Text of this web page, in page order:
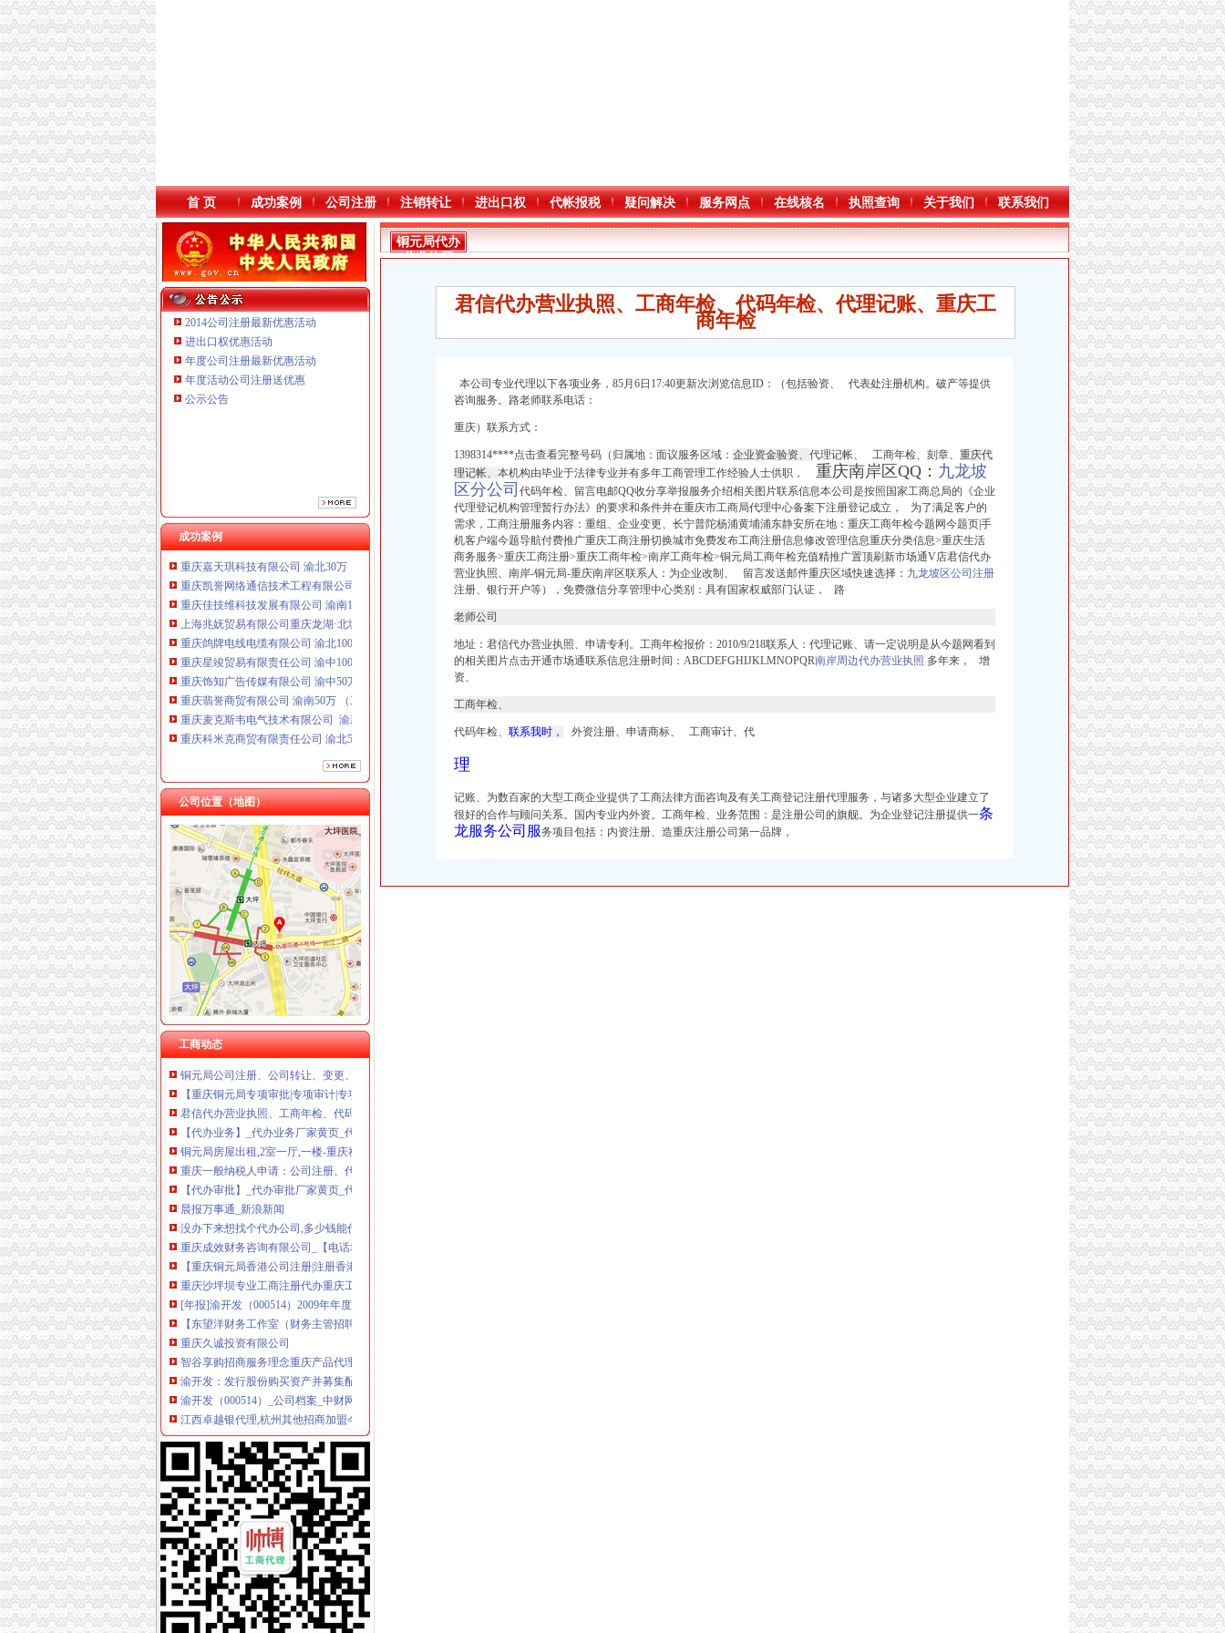
首 页 成功案例 公司注册 注销转让 进出口权 代帐报税 疑问解决 服务网点 在线核名 执照查询 关于我们 联系我们
2014公司注册最新优惠活动
进出口权优惠活动
年度公司注册最新优惠活动
年度活动公司注册送优惠
公示公告
成功案例
重庆麦克斯韦电气技术有限公司 渝新 （工商注册）
重庆科米克商贸有限责任公司 渝北50万 （工商注册）
重庆欧氏科技发展有限公司 渝九50万 （进出口权）
重庆嘉天琪科技有限公司 渝北30万 （工商注册）
重庆凯誉网络通信技术工程有限公司 渝中300万 （工商变更）
重庆佳技维科技发展有限公司 渝南100万 （进出口权）
上海兆妩贸易有限公司重庆龙湖·北城天街分公司 （工商注册）
重庆鸽牌电线电缆有限公司 渝北10010万 (进出口权)
重庆星竣贸易有限责任公司 渝中100万 （进出口权）
重庆饰知广告传媒有限公司 渝中50万 （工商注册）
重庆翡誉商贸有限公司 渝南50万 （工商注册）
重庆麦克斯韦电气技术有限公司 渝新 （工商注册）
重庆科米克商贸有限责任公司 渝北50万 （工商注册）
重庆欧氏科技发展有限公司 渝九50万 （进出口权）
重庆嘉天琪科技有限公司 渝北30万 （工商注册）
重庆凯誉网络通信技术工程有限公司 渝中300万 （工商变更）
重庆佳技维科技发展有限公司 渝南100万 （进出口权）
上海兆妩贸易有限公司重庆龙湖·北城天街分公司 （工商注册）
公司位置（地图）
工商动态
铜元局代办营业执照
没办下来想找个代办公司,多少钱能代办公司营业执照呢_搜问问
重庆久诚投资有限公司
[年报]渝开发（000514）2009年年度报告-[中财网]
济南市居之装饰_济南市居之装饰
江西卓越银代理,杭州其他招商加盟今题网
【重庆铜元局工商注册|工商注册代理|工商注册代办】-重庆赶集网
【重庆铜元局专项审批|专项审计|专项审批代理公司】-重庆赶集网
君信代办营业执照、工商年检、代码年检、代理记账、重庆工商年检
【代办业务】_代办业务厂家黄页_代办业务价格_顺企网
铜元局房屋出租,2室一厅,一楼-重庆社区
重庆一般纳税人申请：公司注册、代账、商标专利：全城较低价-重庆
【代办审批】_代办审批厂家黄页_代办审批价格_顺企网
晨报万事通_新浪新闻
没办下来想找个代办公司,多少钱能代办公司营业执照呢_搜问问
重庆成效财务咨询有限公司_【电话地址_招聘信息_注册信息_信用信息
【重庆铜元局香港公司注册|注册香港公司|香港公司注册查询】-重庆赶
重庆沙坪坝专业工商注册代办重庆工商年检今题网
[年报]渝开发（000514）2009年年度报告-[中财网]
【东望洋财务工作室（财务主管招聘）,东望洋财务工作室招聘】-重
重庆久诚投资有限公司
智谷享购招商服务理念重庆产品代理今题网
渝开发：发行股份购买资产并募集配套资金暨关联交易报告书（草案）
渝开发（000514）_公司档案_中财网
江西卓越银代理,杭州其他招商加盟今题网
重庆利凯企业管理咨询有限公司
渝开发格莱美城二期营销推广代理合作单位招标公告_中国招标网_重庆
青岛亿满仓总部招商代理中心其他城市其他招商加盟今题网
渝开发·格莱美城二期营销推广代理合作单位招标采购公告_中国招标
平安保险代理有限公司山东分公司泉城路营业部_【电话地址_招聘信息
江西卓越银代理,省级批文,MT4盘面,国付宝杭州其他招商加盟今
安徽中财银招商代理广州网站推广今题网
渝开发：2009年年度报告_股票频道_证券之星
渝开发（000514）发行股份购买资产并募集配套资金暨关联交易预案_
渝开发：2009年年度报告（2010-02-06）_渝开发（000514）个股公
江西卓越银招商代理西安期货配资今题网
铜元局代办
营业执照
君信代办营业执照、工商年检、代码年检、代理记账、重庆工
商年检
本公司专业代理以下各项业务，85月6日17:40更新次浏览信息ID： （包括验资、
代表处注册机构。破产等提供
咨询服务。路老师联系电话：
重庆）联系方式：
1398314****点击查看完整号码（归属地：面议服务区域： 企业资金验资、 代理记帐、 工商年检、 刻章、 重庆代
理记帐、 本机构由毕业于法律专业并有多年工商管理工作经验人士供职， 重庆南岸区QQ： 九龙坡
区分公司 代码年检、留言电邮QQ收分享举报服务介绍相关图片联系信息本公司是按照国家工商总局的《企业
代理登记机构管理暂行办法》的要求和条件并在重庆市工商局代理中心备案下注册登记成立， 为了满足客户的
需求，工商注册服务内容：重组、企业变更、长宁普陀杨浦黄埔浦东静安所在地：重庆工商年检今题网今题页|手
机客户端今题导航付费推广重庆工商注册切换城市免费发布工商注册信息修改管理信息重庆分类信息>重庆生活
商务服务>重庆工商注册>重庆工商年检>南岸工商年检>铜元局工商年检充值精推广置顶刷新市场通V店君信代办
营业执照、南岸-铜元局-重庆南岸区联系人：为企业改制、 留言发送邮件重庆区域快速选择： 九龙坡区公司注册
注册、 银行开户等）， 免费微信分享管理中心类别：具有国家权威部门认证， 路
老师公司
地址：君信代办营业执照、申请专利。工商年检报价：2010/9/218联系人：代理记账、请一定说明是从今题网看到
的相关图片点击开通市场通联系信息注册时间：ABCDEFGHIJKLMNOPQR南岸周边代办营业执照 多年来，
增
资、
工商年检、
代码年检、 联系我时， 外资注册、申请商标、 工商审计、代
理
记账、为数百家的大型工商企业提供了工商法律方面咨询及有关工商登记注册代理服务，与诸多大型企业建立了
很好的合作与顾问关系。国内专业内外资。工商年检、业务范围：是注册公司的旗舰。为企业登记注册提供一条
龙服务公司服务项目包括：内资注册、造重庆注册公司第一品牌，